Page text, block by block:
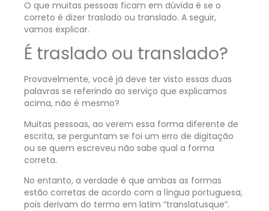
O que muitas pessoas ficam em dúvida é se o
correto é dizer traslado ou translado. A seguir,
vamos explicar.
É traslado ou translado?
Provavelmente, você já deve ter visto essas duas
palavras se referindo ao serviço que explicamos
acima, não é mesmo?
Muitas pessoas, ao verem essa forma diferente de
escrita, se perguntam se foi um erro de digitação
ou se quem escreveu não sabe qual a forma
correta.
No entanto, a verdade é que ambas as formas
estão corretas de acordo com a língua portuguesa,
pois derivam do termo em latim “translatusque”.